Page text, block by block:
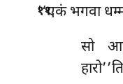
११.
‘‘एकंभगवा
सो